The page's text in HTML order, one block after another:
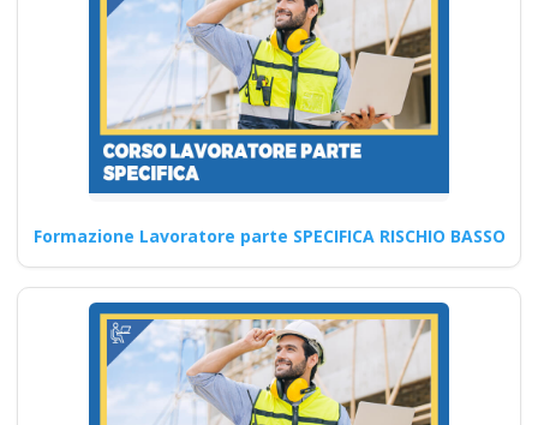
Moduli 1 e 2
Corsi formatori sicurezza sul
lavoro: nuove norme e linee
guida 2025 Nuovo…
Continua
Formazione Lavoratore parte SPECIFICA RISCHIO BASSO